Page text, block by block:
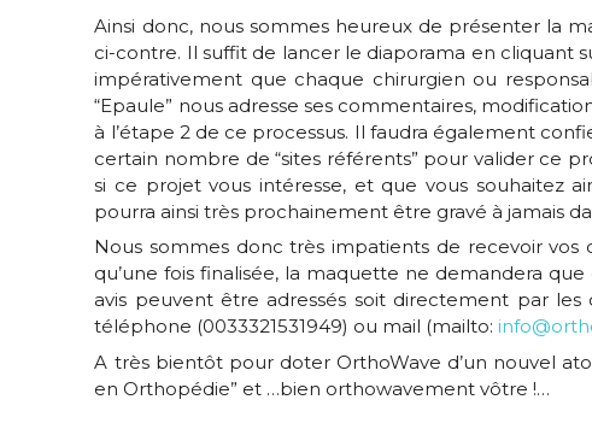
Ainsi donc, nous sommes heureux de présenter la
ci-contre. Il suffit de lancer le diaporama en cliquant
impérativement que chaque chirurgien ou
“Epaule” nous adresse ses commentaires,
à l’étape 2 de ce processus. Il faudra également
certain nombre de “sites référents” pour valider ce
si ce projet vous intéresse, et que vous souhaitez
pourra ainsi très prochainement être gravé à jamais
Nous sommes donc très impatients de recevoir
qu’une fois finalisée, la maquette ne demandera
avis peuvent être adressés soit directement par
téléphone (0033321531949) ou mail (mailto:
A très bientôt pour doter OrthoWave d’un nouvel
en Orthopédie” et …bien orthowavement vôtre !…